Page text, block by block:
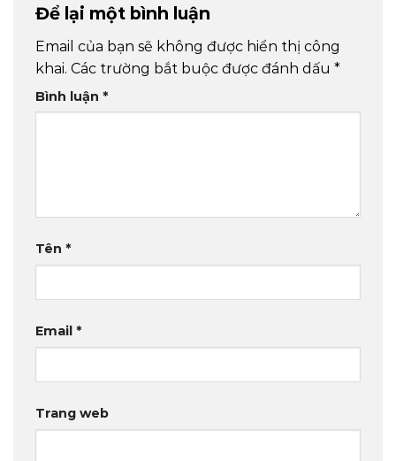
Để lại một bình luận
Email của bạn sẽ không được hiển thị công
khai. Các trường bắt buộc được đánh dấu *
Bình luận *
Tên *
Email *
Trang web